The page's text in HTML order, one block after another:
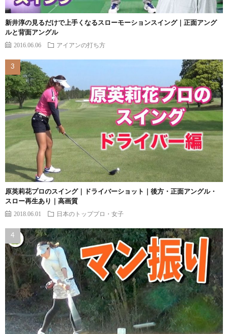
新井淳の見るだけで上手くなるスローモーションスイング｜正面アング
ルと背面アングル
2016.06.06 アイアンの打ち方
原英莉花プロのスイング｜ドライバーショット｜後方・正面アングル・
スロー再生あり｜高画質
2018.06.01 日本のトッププロ・女子